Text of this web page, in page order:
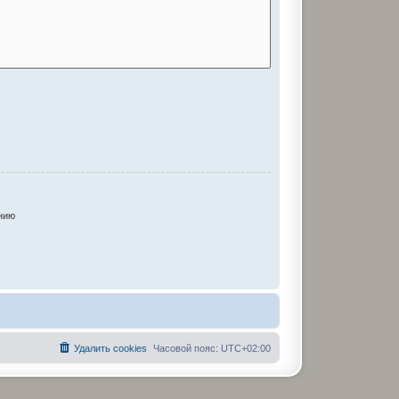
Часовой пояс: UTC+02:00
Удалить cookies